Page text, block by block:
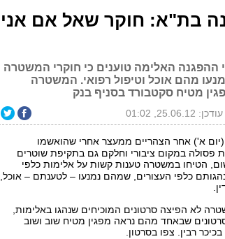
בת"א: חוקר שאל אם אני
ההפגנה האלימה טוענים כי חוקרי המשטרה
מהם אוכל וטיפול רפואי. המשטרה
מטיח סקטבורד בסניף בנק
עודכן: 25.06.12, 01:02
א') אחר הצהריים ממעצר אחרי שהואשמו
פסולה במקום ציבורי וחלקם גם בתקיפת שוטרים
הטיחו במשטרה טענות קשות על אלימות כלפי
כלפי העצורים, שמהם נמנעו – לטענתם – אוכל,
לא הפיצה סרטונים המוכיחים שנהגו באלימות,
שבאחד מהם נראה מפגין מטיח שוב ושוב
רבין. צפו בסרטון.